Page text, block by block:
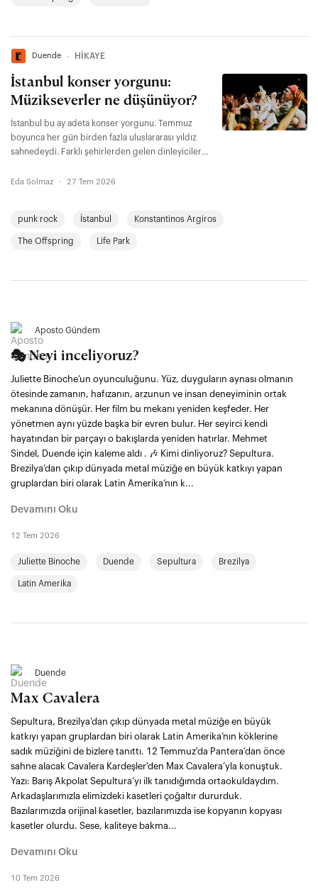
Duende ∙ HİKAYE
İstanbul konser yorgunu:
Müzikseverler ne düşünüyor?
İstanbul bu ay adeta konser yorgunu. Temmuz
boyunca her gün birden fazla uluslararası yıldız
sahnedeydi. Farklı şehirlerden gelen dinleyiciler
oldu. Konser alanlarındaki müzikseverlerle
Eda Solmaz · 27 Tem 2026
punk rock İstanbul Konstantinos Argiros
The Offspring Life Park
Aposto Gündem
🎭 Neyi inceliyoruz?
Juliette Binoche’un oyunculuğunu. Yüz, duyguların aynası olmanın
ötesinde zamanın, hafızanın, arzunun ve insan deneyiminin ortak
mekanına dönüşür. Her film bu mekanı yeniden keşfeder. Her
yönetmen aynı yüzde başka bir evren bulur. Her seyirci kendi
hayatından bir parçayı o bakışlarda yeniden hatırlar. Mehmet
Sindel, Duende için kaleme aldı . 🎶 Kimi dinliyoruz? Sepultura.
Brezilya’dan çıkıp dünyada metal müziğe en büyük katkıyı yapan
gruplardan biri olarak Latin Amerika’nın k...
Devamını Oku
12 Tem 2026
Juliette Binoche Duende Sepultura Brezilya
Latin Amerika
Duende
Max Cavalera
Sepultura, Brezilya’dan çıkıp dünyada metal müziğe en büyük
katkıyı yapan gruplardan biri olarak Latin Amerika’nın köklerine
sadık müziğini de bizlere tanıttı. 12 Temmuz'da Pantera’dan önce
sahne alacak Cavalera Kardeşler'den Max Cavalera’yla konuştuk.
Yazı: Barış Akpolat Sepultura’yı ilk tanıdığımda ortaokuldaydım.
Arkadaşlarımızla elimizdeki kasetleri çoğaltır dururduk.
Bazılarımızda orijinal kasetler, bazılarımızda ise kopyanın kopyası
kasetler olurdu. Sese, kaliteye bakma...
Devamını Oku
10 Tem 2026